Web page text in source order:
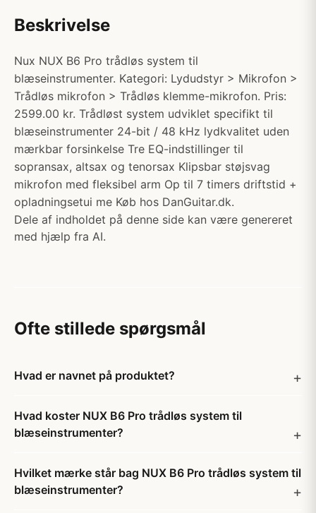
Beskrivelse
Nux NUX B6 Pro trådløs system til
blæseinstrumenter. Kategori: Lydudstyr > Mikrofon >
Trådløs mikrofon > Trådløs klemme-mikrofon. Pris:
2599.00 kr. Trådløst system udviklet specifikt til
blæseinstrumenter 24-bit / 48 kHz lydkvalitet uden
mærkbar forsinkelse Tre EQ-indstillinger til
sopransax, altsax og tenorsax Klipsbar støjsvag
mikrofon med fleksibel arm Op til 7 timers driftstid +
opladningsetui me Køb hos DanGuitar.dk.
Dele af indholdet på denne side kan være genereret
med hjælp fra AI.
Ofte stillede spørgsmål
Hvad er navnet på produktet?
Hvad koster NUX B6 Pro trådløs system til
blæseinstrumenter?
Hvilket mærke står bag NUX B6 Pro trådløs system til
blæseinstrumenter?